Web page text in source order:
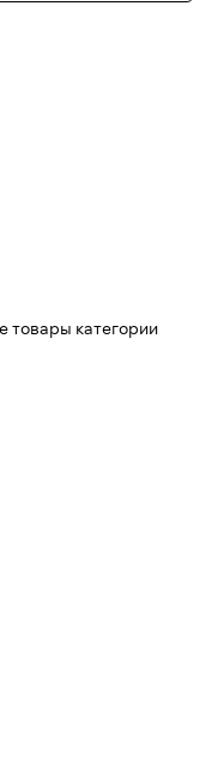
товары категории